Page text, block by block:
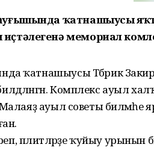
һуғышында ҡатнашыусы
иҫтәлегенә мемориал
ҡатнашыусы Тәбрик
Комплекс ауыл
ауыл советы биләмәһе
ҡуйыу урынын